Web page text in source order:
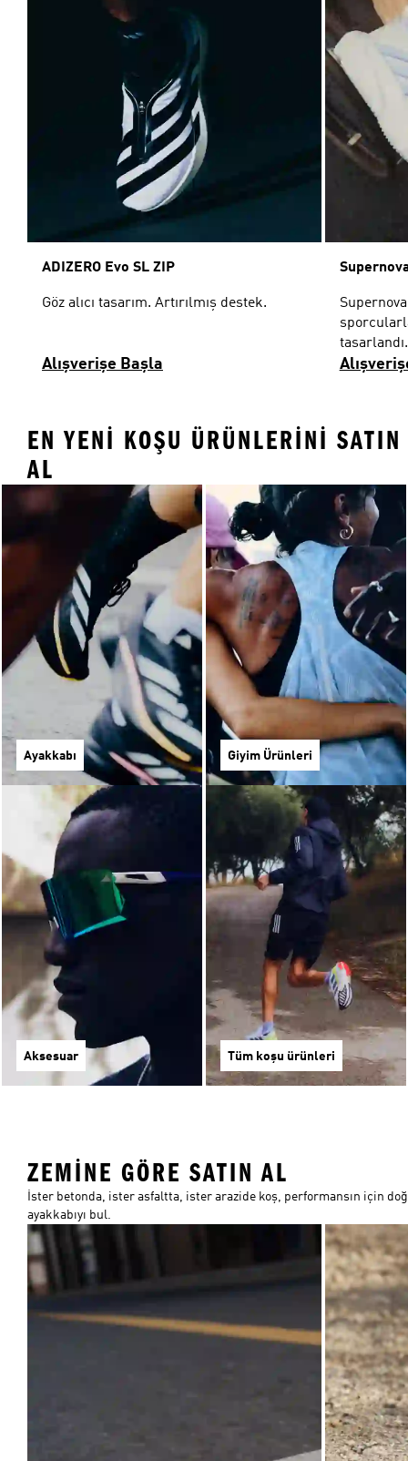
ADIZERO Evo SL ZIP
Göz alıcı tasarım. Artırılmış destek.
Alışverişe Başla
tasarlandı.
EN YENI KOŞU ÜRÜNLERINI SATIN
AL
Ayakkabı Giyim Ürünleri
Aksesuar Tüm koşu ürünleri
ZEMINE GÖRE SATIN AL
İster betonda, ister asfaltta, ister arazide koş, performansın için
ayakkabıyı bul.